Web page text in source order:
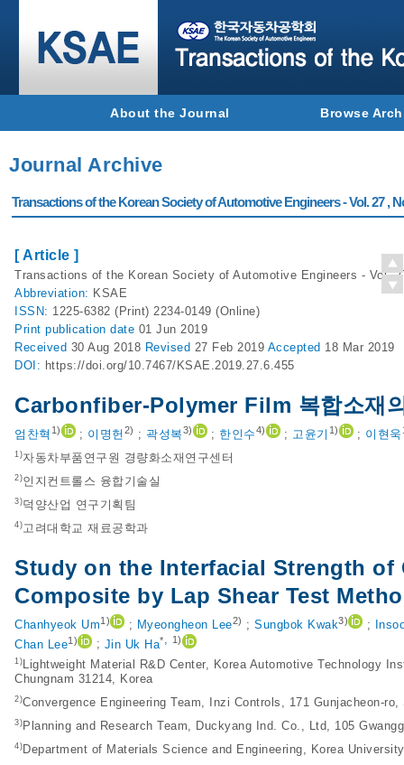
About the Journal Browse
Journal Archive
Transactions of the Korean Society of Automotive Engineers - Vol. 27 ,
[ Article ]
Transactions of the Korean Society of Automotive Engineers - Vol.
Abbreviation: KSAE
ISSN: 1225-6382 (Print) 2234-0149 (Online)
Print publication date 01 Jun 2019
Received 30 Aug 2018 Revised 27 Feb 2019 Accepted 18 Mar 2019
DOI: https://doi.org/10.7467/KSAE.2019.27.6.455
Carbonfiber-Polymer Film 복합소재
엄찬혁 1) ; 이명헌 2) ; 곽성복3) ; 한인수4) ; 고윤기 1) ; 이현욱
1)자동차부품연구원 경량화소재연구센터
2)인지컨트롤스 융합기술실
3)덕양산업 연구기획팀
4)고려대학교 재료공학과
Study on the Interfacial Strength of
Composite by Lap Shear Test
Chanhyeok Um1) ; Myeongheon Lee2) ; Sungbok Kwak3) ;
Chan Lee1) ; Jin Uk Ha*, 1)
1) Lightweight Material R&D Center, Korea Automotive Technology
Chungnam 31214, Korea
2)Convergence Engineering Team, Inzi Controls, 171 Gunjacheon-
3) Planning and Research Team, Duckyang Ind. Co., Ltd, 105
4) Department of Materials Science and Engineering, Korea